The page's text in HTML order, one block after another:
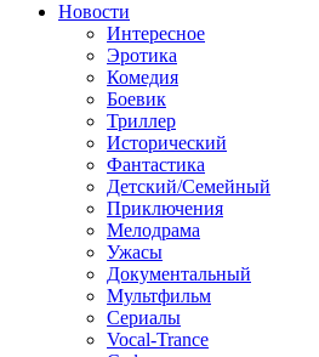
Новости
Интересное
Эротика
Комедия
Боевик
Триллер
Исторический
Фантастика
Детский/Семейный
Приключения
Мелодрама
Ужасы
Документальный
Мультфильм
Сериалы
Vocal-Trance